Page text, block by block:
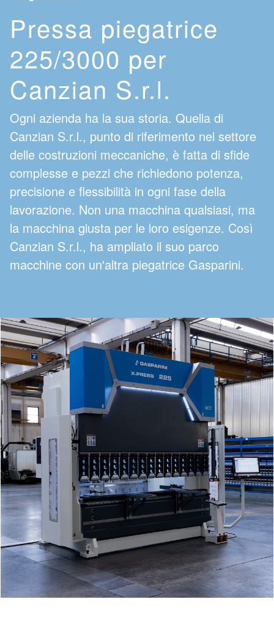
Pressa piegatrice
225/3000 per
Canzian S.r.l.
Ogni azienda ha la sua storia. Quella di
Canzian S.r.l., punto di riferimento nel settore
delle costruzioni meccaniche, è fatta di sfide
complesse e pezzi che richiedono potenza,
precisione e flessibilità in ogni fase della
lavorazione. Non una macchina qualsiasi, ma
la macchina giusta per le loro esigenze. Così
Canzian S.r.l., ha ampliato il suo parco
macchine con un'altra piegatrice Gasparini.